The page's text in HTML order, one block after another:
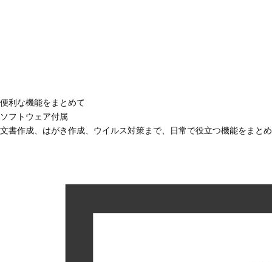
便利な機能をまとめて
ソフトウェア付属
文書作成、はがき作成、ウイルス対策まで、日常で役立つ機能をまと